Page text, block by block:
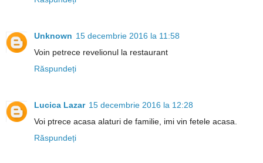
Unknown 15 decembrie 2016 la 11:58
Voin petrece revelionul la restaurant
Răspundeți
Lucica Lazar 15 decembrie 2016 la 12:28
Voi ptrece acasa alaturi de familie, imi vin fetele acasa.
Răspundeți